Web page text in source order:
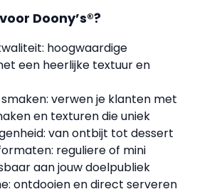
Doony’s®?
hoogwaardige
een heerlijke textuur en
verwen je klanten met
en texturen die uniek
van ontbijt tot dessert
reguliere of mini
aan jouw doelpubliek
ontdooien en direct serveren